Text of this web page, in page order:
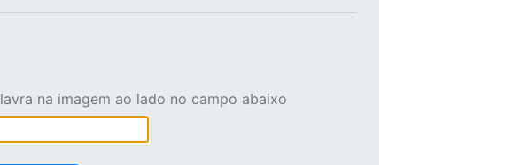
na imagem ao lado no campo abaixo